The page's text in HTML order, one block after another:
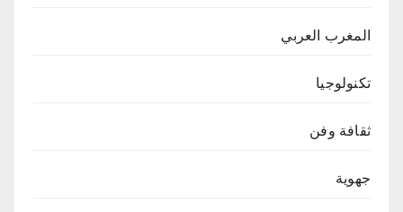
المغرب العربي
تكنولوجيا
ثقافة وفن
جهوية